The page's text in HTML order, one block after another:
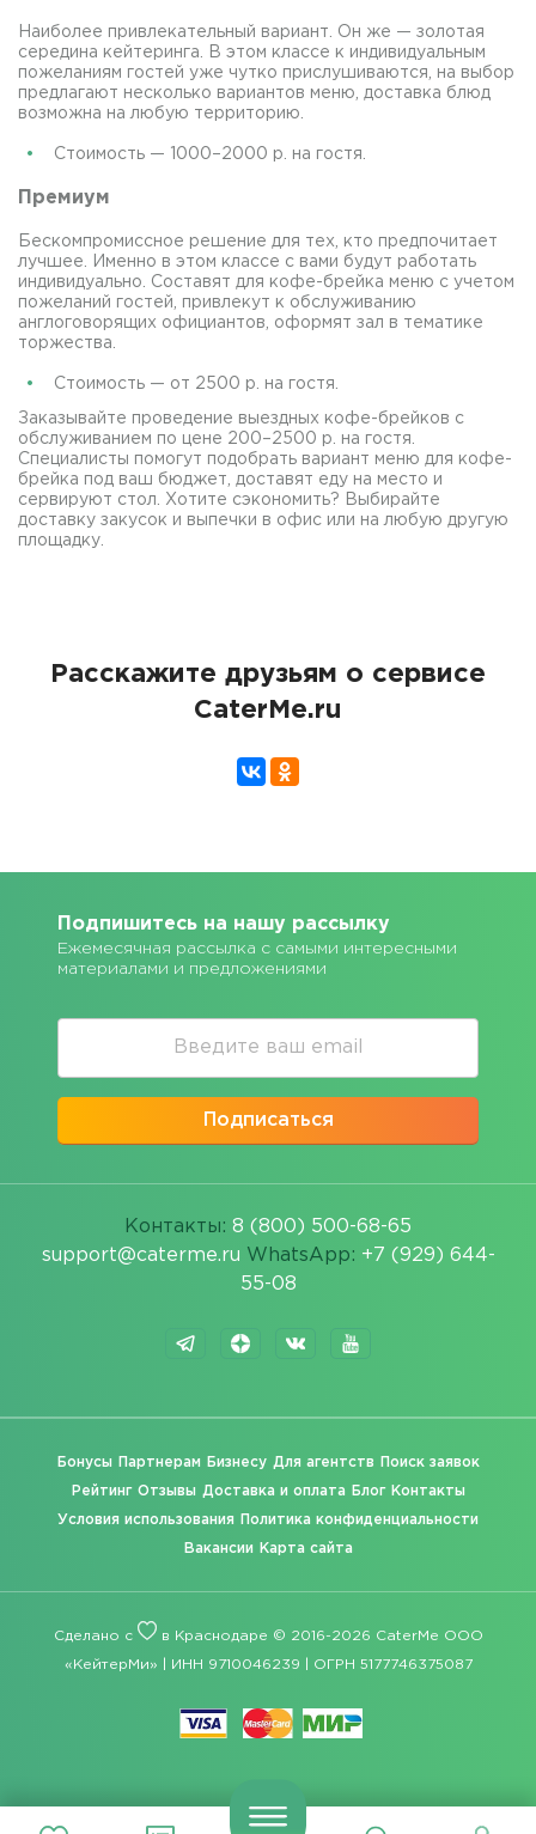
Наиболее привлекательный вариант. Он же — золотая
середина кейтеринга. В этом классе к индивидуальным
пожеланиям гостей уже чутко прислушиваются, на выбор
предлагают несколько вариантов меню, доставка блюд
возможна на любую территорию.
Стоимость — 1000–2000 р. на гостя.
Премиум
Бескомпромиссное решение для тех, кто предпочитает
лучшее. Именно в этом классе с вами будут работать
индивидуально. Составят для кофе-брейка меню с учетом
пожеланий гостей, привлекут к обслуживанию
англоговорящих официантов, оформят зал в тематике
торжества.
Стоимость — от 2500 р. на гостя.
Заказывайте проведение выездных кофе-брейков с
обслуживанием по цене 200–2500 р. на гостя.
Специалисты помогут подобрать вариант меню для кофе-
брейка под ваш бюджет, доставят еду на место и
сервируют стол. Хотите сэкономить? Выбирайте
доставку закусок и выпечки в офис или на любую другую
площадку.
Расскажите друзьям о сервисе
CaterMe.ru
Подпишитесь на нашу рассылку
Ежемесячная рассылка с самыми интересными
материалами и предложениями
Подписаться
Контакты: 8 (800) 500-68-65
support@caterme.ru WhatsApp: +7 (929) 644-
55-08
Бонусы Партнерам Бизнесу Для агентств Поиск заявок
Рейтинг Отзывы Доставка и оплата Блог Контакты
Условия использования Политика конфиденциальности
Вакансии Карта сайта
Сделано с в Краснодаре © 2016-2026 CaterMe ООО
«КейтерМи» | ИНН 9710046239 | ОГРН 5177746375087